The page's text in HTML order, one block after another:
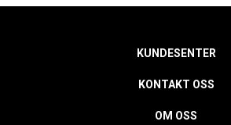
KUNDESENTER
KONTAKT OSS
OM OSS